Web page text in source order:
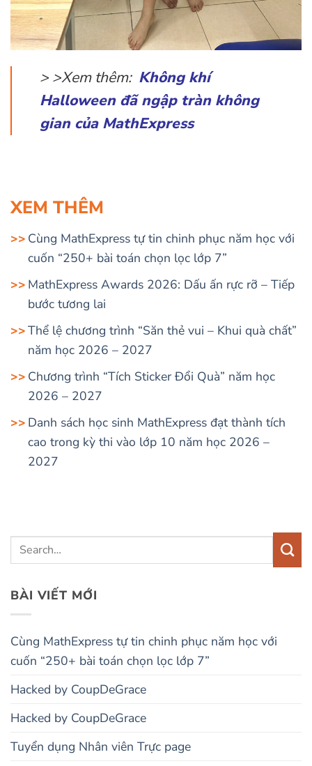
> >Xem thêm: Không khí
Halloween đã ngập tràn không
gian của MathExpress
XEM THÊM
Cùng MathExpress tự tin chinh phục năm học với
cuốn “250+ bài toán chọn lọc lớp 7”
MathExpress Awards 2026: Dấu ấn rực rỡ – Tiếp
bước tương lai
Thể lệ chương trình “Săn thẻ vui – Khui quà chất”
năm học 2026 – 2027
Chương trình “Tích Sticker Đổi Quà” năm học
2026 – 2027
Danh sách học sinh MathExpress đạt thành tích
cao trong kỳ thi vào lớp 10 năm học 2026 –
2027
BÀI VIẾT MỚI
Cùng MathExpress tự tin chinh phục năm học với
cuốn “250+ bài toán chọn lọc lớp 7”
Hacked by CoupDeGrace
Hacked by CoupDeGrace
Tuyển dụng Nhân viên Trực page